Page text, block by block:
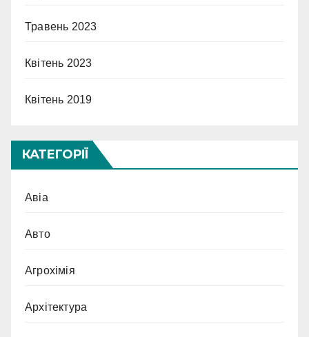
Травень 2023
Квітень 2023
Квітень 2019
КАТЕГОРІЇ
Авіа
Авто
Агрохімія
Архітектура